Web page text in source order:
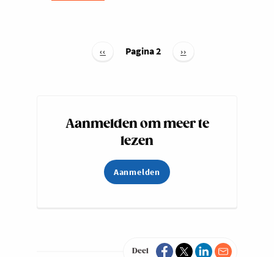
Vorige
‹‹ Pagina 2
Volgende
››
Aanmelden om meer te
lezen
Aanmelden
Deel